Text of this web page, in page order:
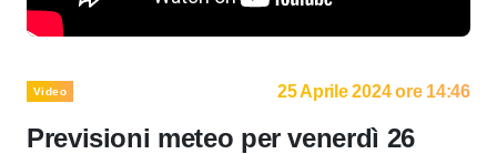
Video 25 Aprile 2024 ore 14:46
Previsioni meteo per venerdì 26